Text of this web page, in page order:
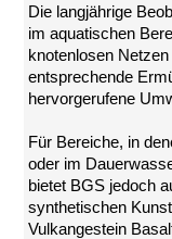
und
Impressum
Datenschutz
MENÜ
SCHLIESSEN
BGS-
Helixis®
Die langjährige
im aquatischen
knotenlosen
entsprechende
hervorgerufene
Für Bereiche, in
oder im
bietet BGS jedoch
synthetischen
Vulkangestein